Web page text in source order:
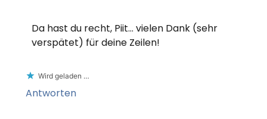
Da hast du recht, Piit… vielen Dank (sehr
verspätet) für deine Zeilen!
Wird geladen …
Antworten